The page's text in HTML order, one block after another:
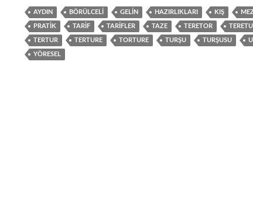
AYDIN BÖRÜLCELI GELIN HAZIRLIKLARI KIŞ
PRATIK TARIF TARIFLER TAZE TERETOR
TERTUR TERTURE TORTURE TURŞU TURŞUSU
YÖRESEL